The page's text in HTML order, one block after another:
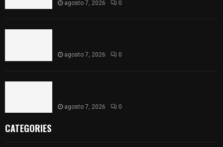
agosto 7, 2026 0
agosto 7, 2026 0
agosto 7, 2026 0
CATEGORIES